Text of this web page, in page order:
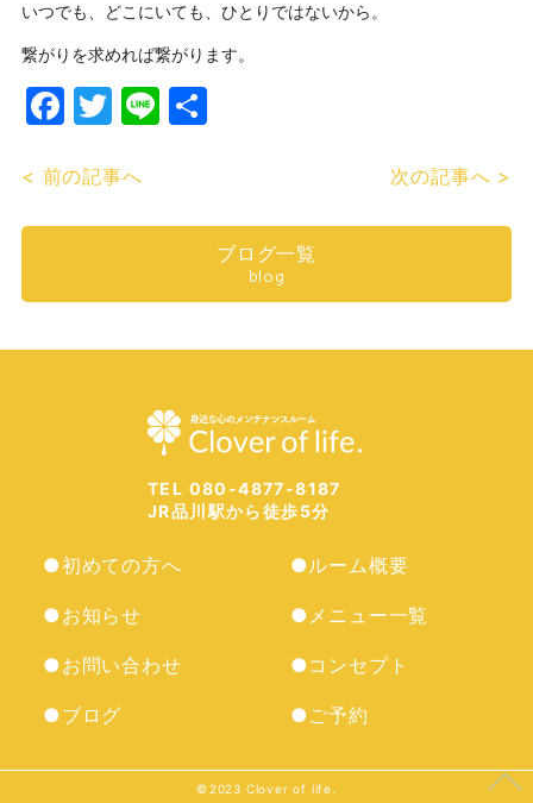
いつでも、どこにいても、ひとりではないから。
繋がりを求めれば繋がります。
Facebook
Twitter
Line共
< 前の記事へ 次の記事へ >
ブログ一覧
blog
TEL 080-4877-8187
JR品川駅から徒歩5分
●初めての方へ ●ルーム概要
●お知らせ ●メニュー一覧
●お問い合わせ ●コンセプト
●ブログ ●ご予約
©︎2023 Clover of life.